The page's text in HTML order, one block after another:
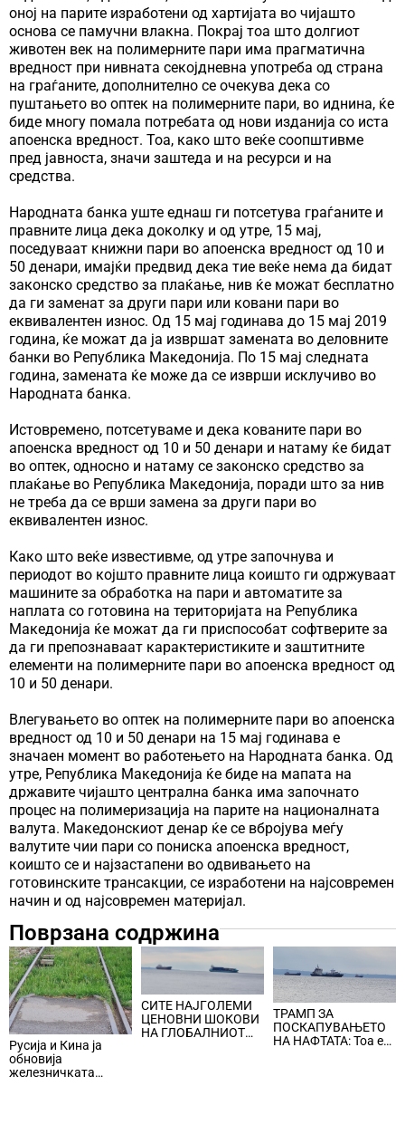
оној на парите изработени од хартијата во чијашто
основа се памучни влакна. Покрај тоа што долгиот
животен век на полимерните пари има прагматична
вредност при нивната секојдневна употреба од страна
на граѓаните, дополнително се очекува дека со
пуштањето во оптек на полимерните пари, во иднина, ќе
биде многу помала потребата од нови изданија со иста
апоенска вредност. Тоа, како што веќе соопштивме
пред јавноста, значи заштеда и на ресурси и на
средства.
Народната банка уште еднаш ги потсетува граѓаните и
правните лица дека доколку и од утре, 15 мај,
поседуваат книжни пари во апоенска вредност од 10 и
50 денари, имајќи предвид дека тие веќе нема да бидат
законско средство за плаќање, нив ќе можат бесплатно
да ги заменат за други пари или ковани пари во
еквивалентен износ. Од 15 мај годинава до 15 мај 2019
година, ќе можат да ја извршат замената во деловните
банки во Република Македонија. По 15 мај следната
година, замената ќе може да се изврши исклучиво во
Народната банка.
Истовремено, потсетуваме и дека кованите пари во
апоенска вредност од 10 и 50 денари и натаму ќе бидат
во оптек, односно и натаму се законско средство за
плаќање во Република Македонија, поради што за нив
не треба да се врши замена за други пари во
еквивалентен износ.
Како што веќе известивме, од утре започнува и
периодот во којшто правните лица коишто ги одржуваат
машините за обработка на пари и автоматите за
наплата со готовина на територијата на Република
Македонија ќе можат да ги приспособат софтверите за
да ги препознаваат карактеристиките и заштитните
елементи на полимерните пари во апоенска вредност од
10 и 50 денари.
Влегувањето во оптек на полимерните пари во апоенска
вредност од 10 и 50 денари на 15 мај годинава е
значаен момент во работењето на Народната банка. Од
утре, Република Македонија ќе биде на мапата на
државите чијашто централна банка има започнато
процес на полимеризација на парите на националната
валута. Македонскиот денар ќе се вбројува меѓу
валутите чии пари со пониска апоенска вредност,
коишто се и најзастапени во одвивањето на
готовинските трансакции, се изработени на најсовремен
начин и од најсовремен материјал.
Поврзана содржина
Русија и Кина ја
обновија
железничката
СИТЕ НАЈГОЛЕМИ
ЦЕНОВНИ ШОКОВИ
НА ГЛОБАЛНИОТ
ТРАМП ЗА
ПОСКАПУВАЊЕТО
НА НАФТАТА: Тоа е